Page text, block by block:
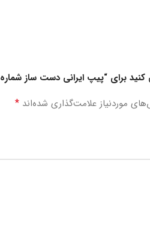
برای “پیپ ایرانی دست ساز شماره ۱۰۳۳۵”
موردنیاز علامت‌گذاری شده‌اند *